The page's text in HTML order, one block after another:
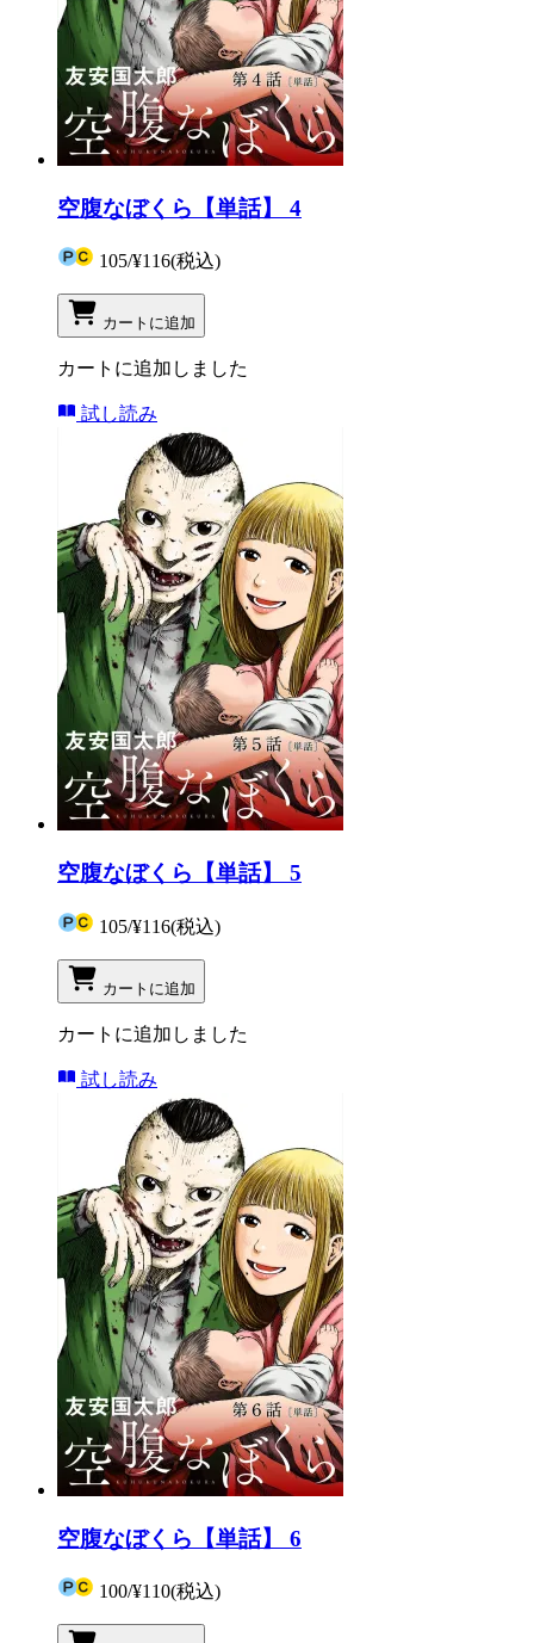
空腹なぼくら【単話】 4
105/¥116(税込)
カートに追加
カートに追加しました
試し読み
空腹なぼくら【単話】 5
105/¥116(税込)
カートに追加
カートに追加しました
試し読み
空腹なぼくら【単話】 6
100/¥110(税込)